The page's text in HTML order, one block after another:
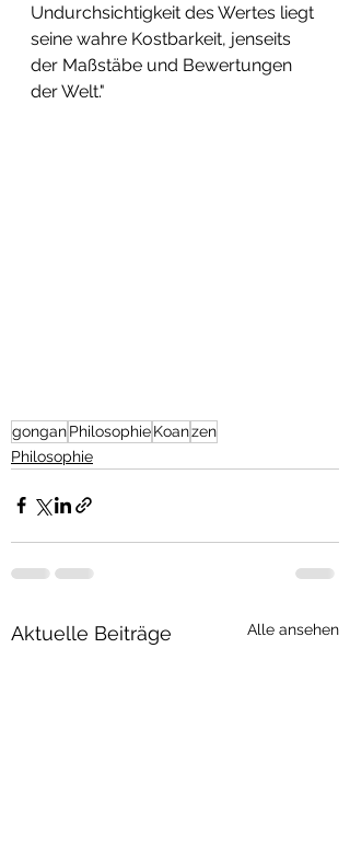
Undurchsichtigkeit des Wertes liegt
seine wahre Kostbarkeit, jenseits
der Maßstäbe und Bewertungen
der Welt."
gonganPhilosophieKoanzen
Philosophie
Aktuelle Beiträge Alle ansehen